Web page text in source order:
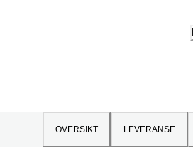
OVERSIKT LEVERANSE